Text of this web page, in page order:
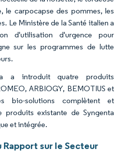
le carpocapse des pommes, les
Le Ministère de la Santé italien a
d'utilisation d'urgence pour
sur les programmes de lutte
a introduit quatre produits
ARBIOGY, BEMOTIUS et
bio-solutions complètent et
produits existante de Syngenta
et intégrée.
sur le Secteur